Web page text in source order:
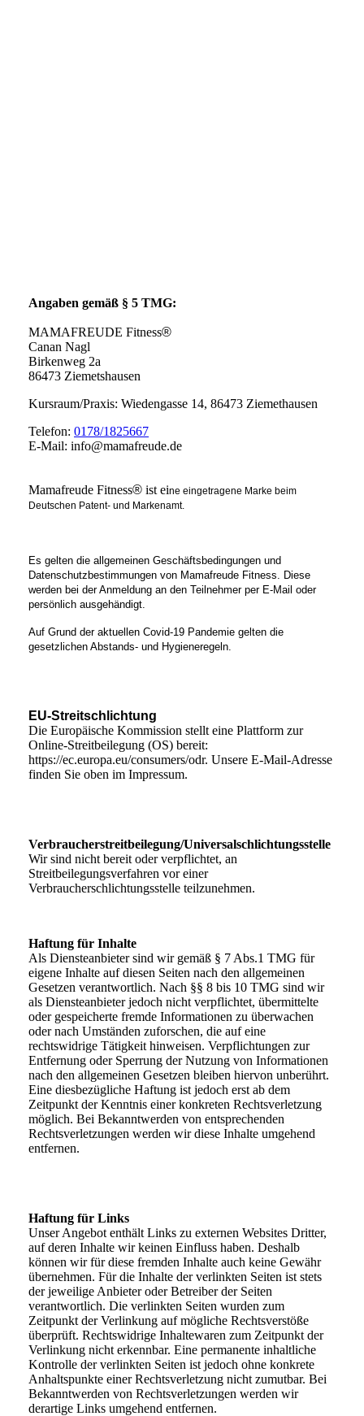
Angaben gemäß § 5 TMG:
MAMAFREUDE Fitness®
Canan Nagl
Birkenweg 2a
86473 Ziemetshausen
Kursraum/Praxis: Wiedengasse 14, 86473 Ziemethausen
Telefon: 0178/1825667
E-Mail: info@mamafreude.de
Mamafreude Fitness® ist eine eingetragene Marke beim
Deutschen Patent- und Markenamt.
Es gelten die allgemeinen Geschäftsbedingungen und
Datenschutzbestimmungen von Mamafreude Fitness. Diese
werden bei der Anmeldung an den Teilnehmer per E-Mail oder
persönlich ausgehändigt.
Auf Grund der aktuellen Covid-19 Pandemie gelten die
gesetzlichen Abstands- und Hygieneregeln.
EU-Streitschlichtung
Die Europäische Kommission stellt eine Plattform zur
Online-Streitbeilegung (OS) bereit:
https://ec.europa.eu/consumers/odr. Unsere E-Mail-Adresse
finden Sie oben im Impressum.
Verbraucherstreitbeilegung/Universalschlichtungsstelle
Wir sind nicht bereit oder verpflichtet, an
Streitbeilegungsverfahren vor einer
Verbraucherschlichtungsstelle teilzunehmen.
Haftung für Inhalte
Als Diensteanbieter sind wir gemäß § 7 Abs.1 TMG für
eigene Inhalte auf diesen Seiten nach den allgemeinen
Gesetzen verantwortlich. Nach §§ 8 bis 10 TMG sind wir
als Diensteanbieter jedoch nicht verpflichtet, übermittelte
oder gespeicherte fremde Informationen zu überwachen
oder nach Umständen zuforschen, die auf eine
rechtswidrige Tätigkeit hinweisen. Verpflichtungen zur
Entfernung oder Sperrung der Nutzung von Informationen
nach den allgemeinen Gesetzen bleiben hiervon unberührt.
Eine diesbezügliche Haftung ist jedoch erst ab dem
Zeitpunkt der Kenntnis einer konkreten Rechtsverletzung
möglich. Bei Bekanntwerden von entsprechenden
Rechtsverletzungen werden wir diese Inhalte umgehend
entfernen.
Haftung für Links
Unser Angebot enthält Links zu externen Websites Dritter,
auf deren Inhalte wir keinen Einfluss haben. Deshalb
können wir für diese fremden Inhalte auch keine Gewähr
übernehmen. Für die Inhalte der verlinkten Seiten ist stets
der jeweilige Anbieter oder Betreiber der Seiten
verantwortlich. Die verlinkten Seiten wurden zum
Zeitpunkt der Verlinkung auf mögliche Rechtsverstöße
überprüft. Rechtswidrige Inhaltewaren zum Zeitpunkt der
Verlinkung nicht erkennbar. Eine permanente inhaltliche
Kontrolle der verlinkten Seiten ist jedoch ohne konkrete
Anhaltspunkte einer Rechtsverletzung nicht zumutbar. Bei
Bekanntwerden von Rechtsverletzungen werden wir
derartige Links umgehend entfernen.